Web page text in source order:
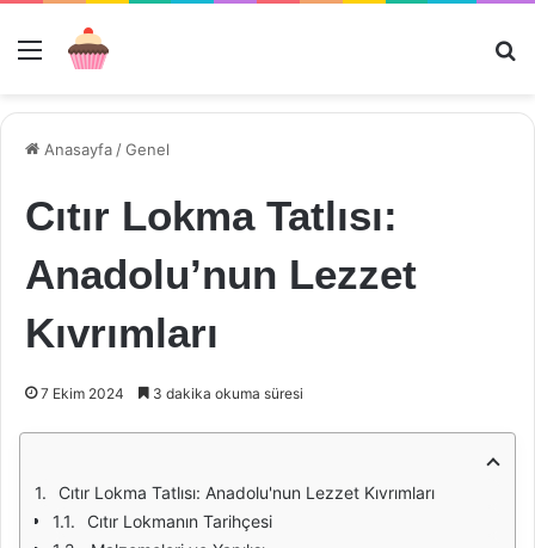
Menü
Anasayfa /Genel
Cıtır Lokma Tatlısı:
Anadolu’nun Lezzet
Kıvrımları
7 Ekim 2024 3 dakika okuma süresi
Cıtır Lokma Tatlısı: Anadolu'nun Lezzet Kıvrımları
Cıtır Lokmanın Tarihçesi